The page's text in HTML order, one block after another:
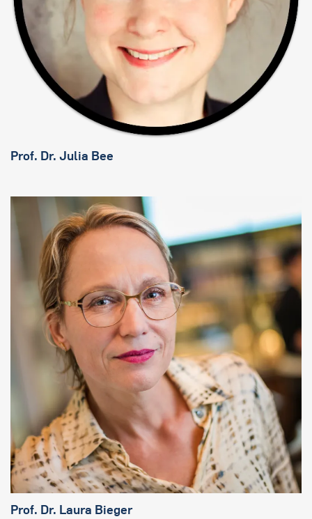
Prof. Dr. Julia Bee
Prof. Dr. Laura Bieger